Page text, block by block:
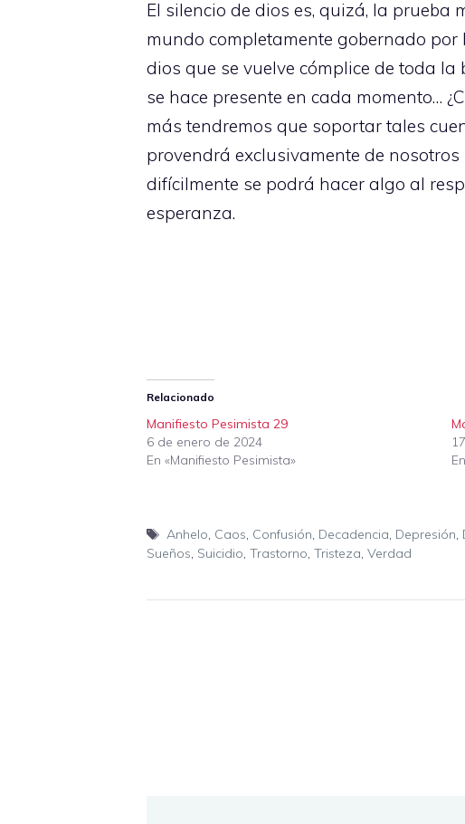
El silencio de dios es, quizá, la
mundo completamente gobernado
dios que se vuelve cómplice de toda
se hace presente en cada momento…
más tendremos que soportar tales
provendrá exclusivamente de
difícilmente se podrá hacer algo al
esperanza.
Relacionado
Manifiesto Pesimista 29
6 de enero de 2024
En «Manifiesto Pesimista»
Etiquetas
Anhelo, Caos, Confusión, Decadencia, Depresión,
Sueños, Suicidio, Trastorno, Tristeza, Verdad